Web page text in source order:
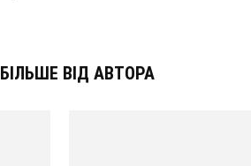
БІЛЬШЕ ВІД АВТОРА